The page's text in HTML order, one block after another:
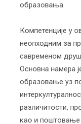
образовања.
Компетенције у
неопходним за
савременом
Основна намера
образовање уз
различитости,
као и поштовање